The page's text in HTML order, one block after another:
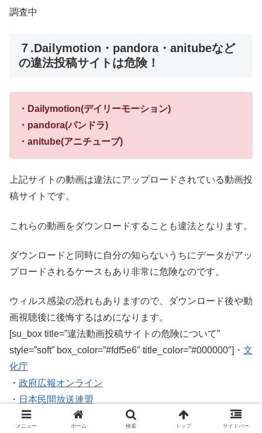
調査中
７.Dailymotion・pandora・anitubeなど
の違法投稿サイトは危険！
・Dailymotion(デイリーモーション)
・pandora(パンドラ)
・anitube(アニチューブ)
上記サイトの動画は違法にアップロードされている動画投
稿サイトです。
これらの動画をダウンロードすることも違法となります。
ダウンロードと同時に自分の知らないうちにデータがアッ
プロードされるケースもあり非常に危険なのです。
ウィルス感染の恐れもありますので、ダウンロード後や動
画視聴後に後悔するはめになります。
[su_box title=”違法動画投稿サイトの危険について”
style=”soft” box_color=”#fdf5e6″ title_color=”#000000″]・ 文
化庁
・ 政府広報オンライン
・ 日本民間放送連盟
シェアしたくなる法律相談所
メニュー ホーム 検索 トップ サイドバー